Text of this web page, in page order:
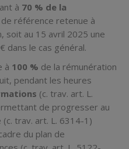
à 70 % de la
référence retenue à
soit au 15 avril 2025 une
dans le cas général.
à 100 % de la rémunération
pendant les heures
(c. trav. art. L.
de progresser au
trav. art. L. 6314-1)
du plan de